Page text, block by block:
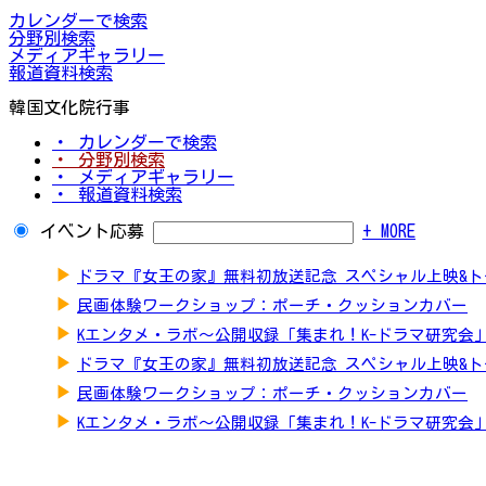
カレンダーで検索
分野別検索
メディアギャラリー
報道資料検索
韓国文化院行事
・ カレンダーで検索
・ 分野別検索
・ メディアギャラリー
・ 報道資料検索
イベント応募 + MORE
▶ ドラマ『女王の家』無料初放送記念 スペシャル上映&
▶ 民画体験ワークショップ：ポーチ・クッションカバー
▶ Kエンタメ・ラボ～公開収録「集まれ！K-ドラマ研究会」
▶ ドラマ『女王の家』無料初放送記念 スペシャル上映&
▶ 民画体験ワークショップ：ポーチ・クッションカバー
▶ Kエンタメ・ラボ～公開収録「集まれ！K-ドラマ研究会」